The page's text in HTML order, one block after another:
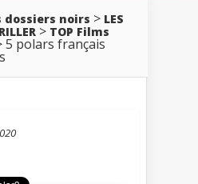
dossiers noirs > LES
> TOP Films
5 polars français